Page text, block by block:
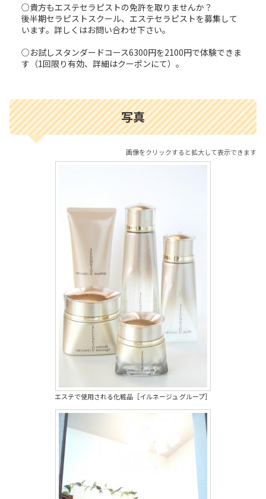
○貴方もエステセラピストの免許を取りませんか？
後半期セラピストスクール、エステセラピストを募集して
います。詳しくはお問い合わせ下さい。
○お試しスタンダードコース6300円を2100円で体験できま
す（1回限り有効、詳細はクーポンにて）。
写真
画像をクリックすると拡大して表示できます
エステで使用される化粧品［イルネージュ グループ］